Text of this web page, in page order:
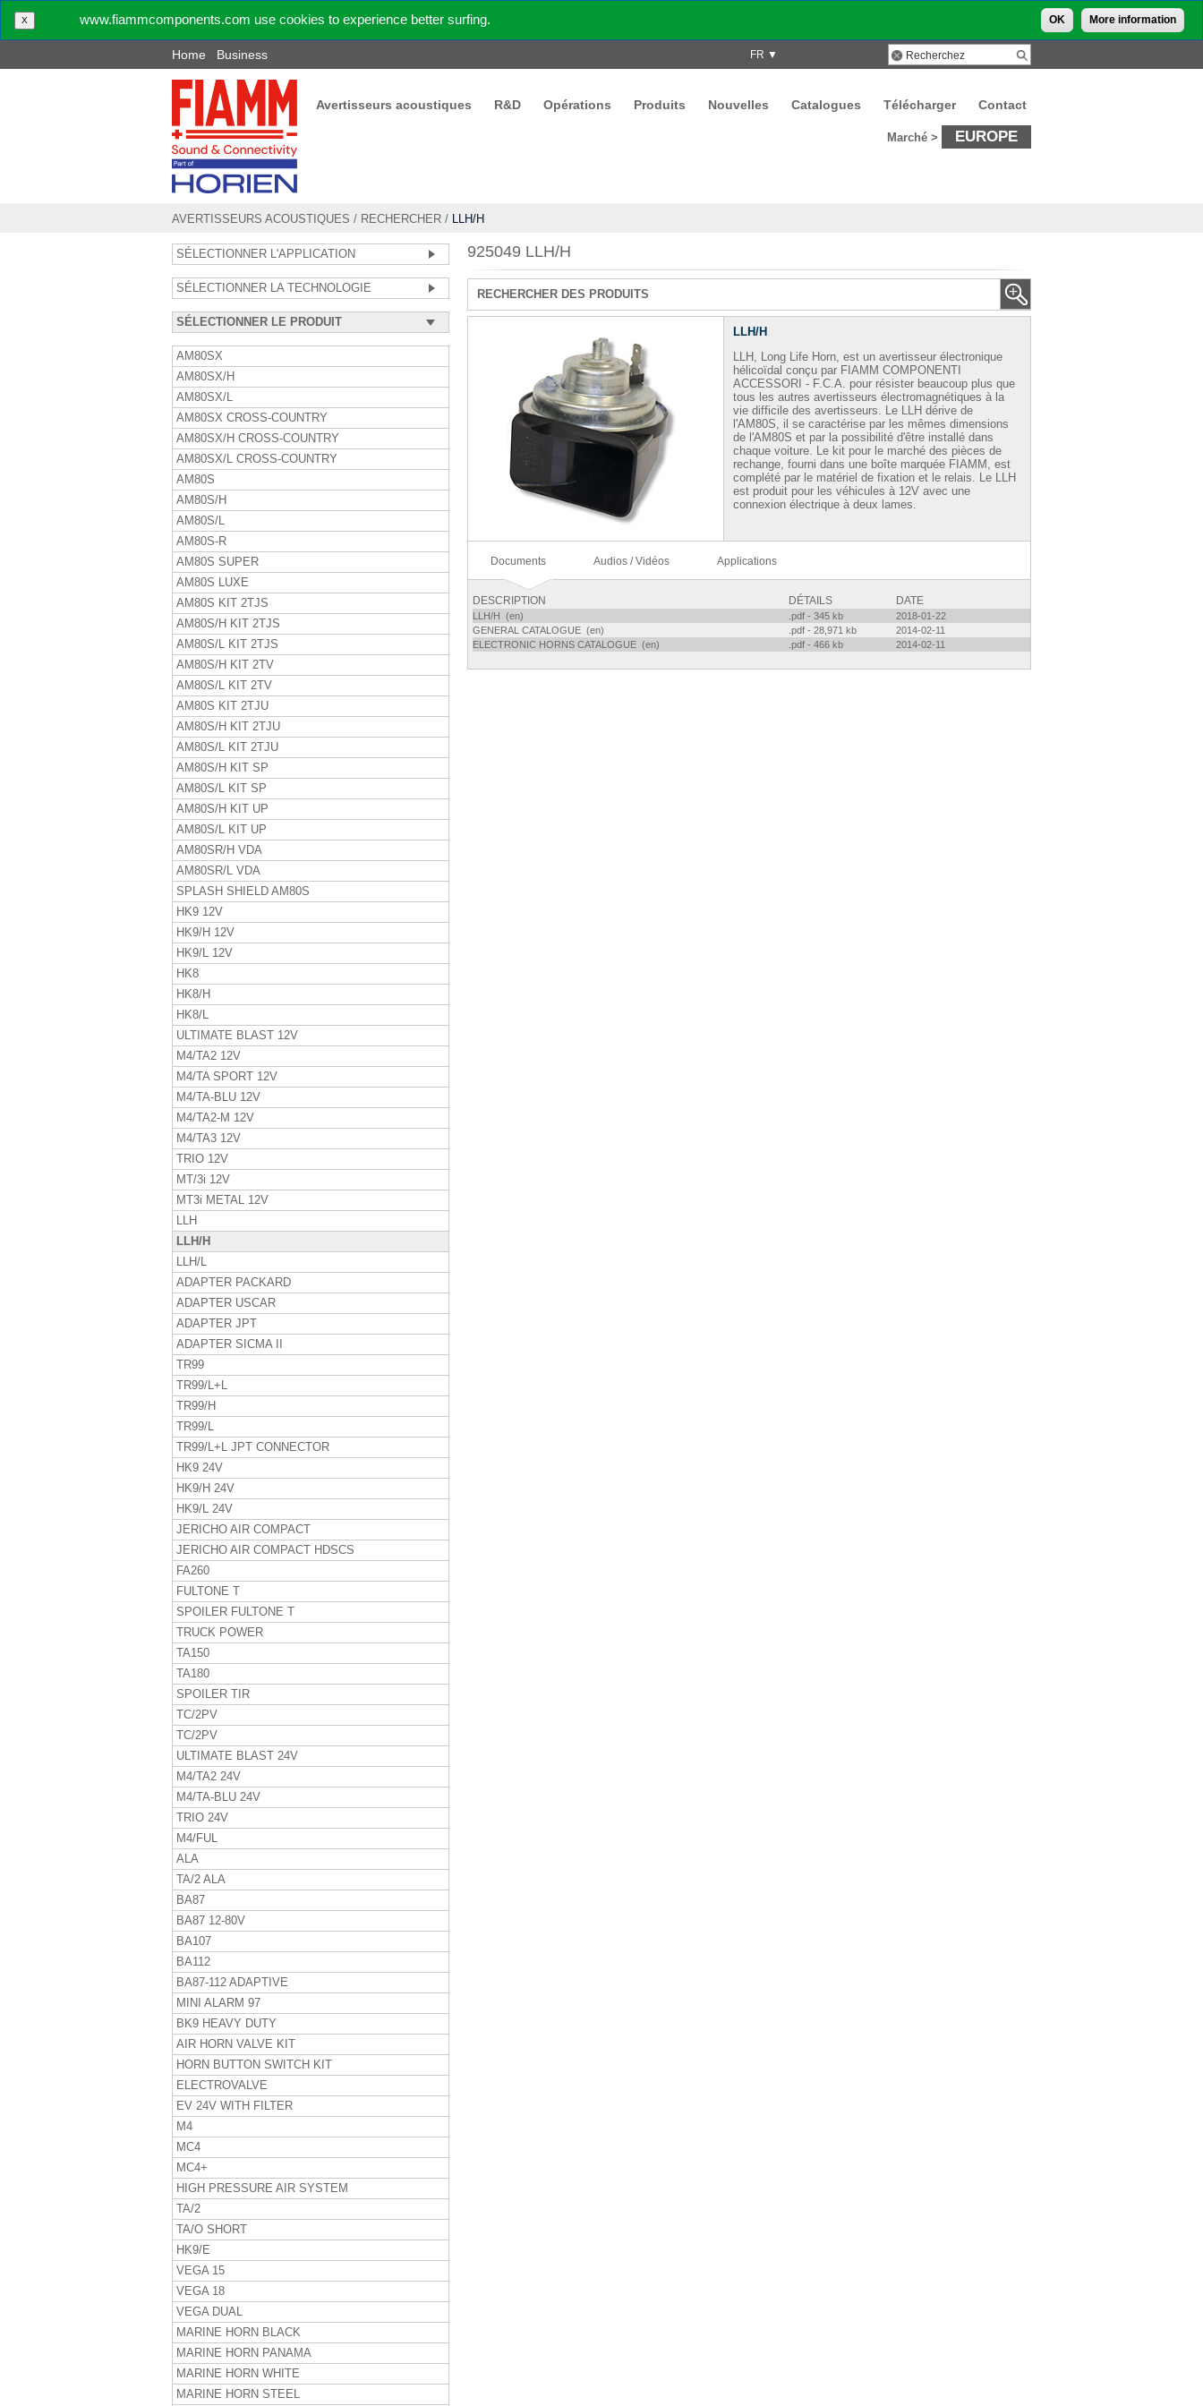
X www.fiammcomponents.com use cookies to experience better surfing. OK More information
FR ▼
Home Business
Avertisseurs acoustiques R&D Opérations Produits Nouvelles Catalogues Télécharger Contact
Marché > EUROPE
AVERTISSEURS ACOUSTIQUES / RECHERCHER / LLH/H
SÉLECTIONNER L'APPLICATION
SÉLECTIONNER LA TECHNOLOGIE
SÉLECTIONNER LE PRODUIT
AM80SX
AM80SX/H
AM80SX/L
AM80SX CROSS-COUNTRY
AM80SX/H CROSS-COUNTRY
AM80SX/L CROSS-COUNTRY
AM80S
AM80S/H
AM80S/L
AM80S-R
AM80S SUPER
AM80S LUXE
AM80S KIT 2TJS
AM80S/H KIT 2TJS
AM80S/L KIT 2TJS
AM80S/H KIT 2TV
AM80S/L KIT 2TV
AM80S KIT 2TJU
AM80S/H KIT 2TJU
AM80S/L KIT 2TJU
AM80S/H KIT SP
AM80S/L KIT SP
AM80S/H KIT UP
AM80S/L KIT UP
AM80SR/H VDA
AM80SR/L VDA
SPLASH SHIELD AM80S
HK9 12V
HK9/H 12V
HK9/L 12V
HK8
HK8/H
HK8/L
ULTIMATE BLAST 12V
M4/TA2 12V
M4/TA SPORT 12V
M4/TA-BLU 12V
M4/TA2-M 12V
M4/TA3 12V
TRIO 12V
MT/3i 12V
MT3i METAL 12V
LLH
LLH/H
LLH/L
ADAPTER PACKARD
ADAPTER USCAR
ADAPTER JPT
ADAPTER SICMA II
TR99
TR99/L+L
TR99/H
TR99/L
TR99/L+L JPT CONNECTOR
HK9 24V
HK9/H 24V
HK9/L 24V
JERICHO AIR COMPACT
JERICHO AIR COMPACT HDSCS
FA260
FULTONE T
SPOILER FULTONE T
TRUCK POWER
TA150
TA180
SPOILER TIR
TC/2PV
TC/2PV
ULTIMATE BLAST 24V
M4/TA2 24V
M4/TA-BLU 24V
TRIO 24V
M4/FUL
ALA
TA/2 ALA
BA87
BA87 12-80V
BA107
BA112
BA87-112 ADAPTIVE
MINI ALARM 97
BK9 HEAVY DUTY
AIR HORN VALVE KIT
HORN BUTTON SWITCH KIT
ELECTROVALVE
EV 24V WITH FILTER
M4
MC4
MC4+
HIGH PRESSURE AIR SYSTEM
TA/2
TA/O SHORT
HK9/E
VEGA 15
VEGA 18
VEGA DUAL
MARINE HORN BLACK
MARINE HORN PANAMA
MARINE HORN WHITE
MARINE HORN STEEL
925049 LLH/H
RECHERCHER DES PRODUITS
LLH/H
LLH, Long Life Horn, est un avertisseur électronique
hélicoïdal conçu par FIAMM COMPONENTI
ACCESSORI - F.C.A. pour résister beaucoup plus que
tous les autres avertisseurs électromagnétiques à la
vie difficile des avertisseurs. Le LLH dérive de
l'AM80S, il se caractérise par les mêmes dimensions
de l'AM80S et par la possibilité d'être installé dans
chaque voiture. Le kit pour le marché des pièces de
rechange, fourni dans une boîte marquée FIAMM, est
complété par le matériel de fixation et le relais. Le LLH
est produit pour les véhicules à 12V avec une
connexion électrique à deux lames.
Documents Audios / Vidéos Applications
DESCRIPTION DÉTAILS DATE
LLH/H (en) .pdf - 345 kb
2018-01-22
GENERAL CATALOGUE (en)
.pdf - 28,971 kb
2014-02-11
ELECTRONIC HORNS CATALOGUE (en)
.pdf - 466 kb 2014-02-11